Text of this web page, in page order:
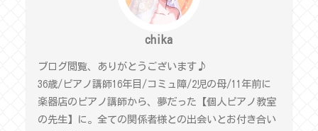
chika
ブログ閲覧、ありがとうございます♪
36歳/ピアノ講師16年目/コミュ障/2児の母/11年前に
楽器店のピアノ講師から、夢だった【個人ピアノ教室
の先生】に。全ての関係者様との出会いとお付き合い